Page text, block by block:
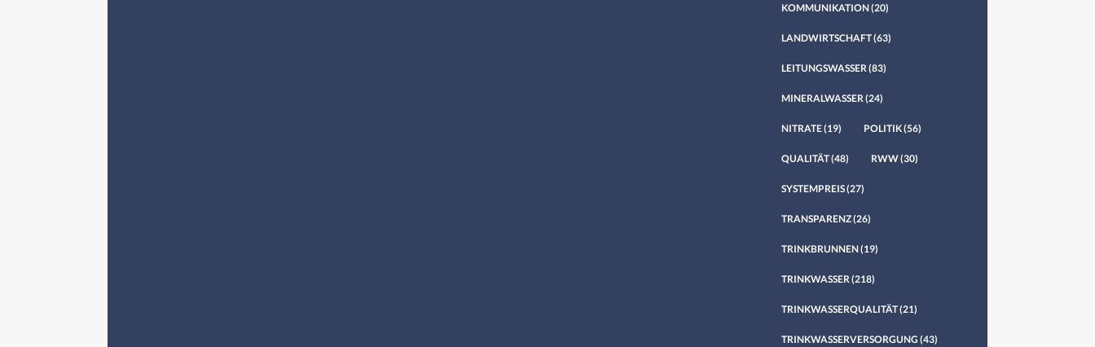
KOMMUNIKATION(20)
LANDWIRTSCHAFT(63)
LEITUNGSWASSER (83)
MINERALWASSER (24)
NITRATE(19) POLITIK(56)
QUALITÄT(48) RWW(30)
SYSTEMPREIS(27)
TRANSPARENZ(26)
TRINKBRUNNEN(19)
TRINKWASSER (218)
TRINKWASSERQUALITÄT(21)
TRINKWASSERVERSORGUNG (43)